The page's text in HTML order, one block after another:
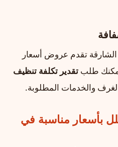
تقدم عروض أسعار
طلب تقدير تكلفة تنظيف
والخدمات المطلوبة.
بأسعار مناسبة في